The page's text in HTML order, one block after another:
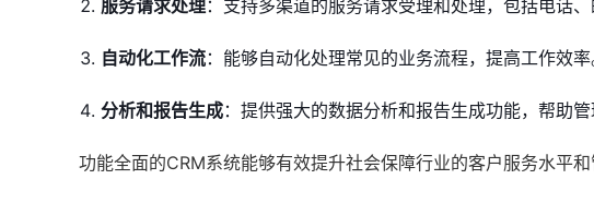
服务请求处理：支持多渠道的服务请求受理和处理，包括电话、
自动化工作流：能够自动化处理常见的业务流程，提高工作效率
分析和报告生成：提供强大的数据分析和报告生成功能，帮助管
功能全面的CRM系统能够有效提升社会保障行业的客户服务水平